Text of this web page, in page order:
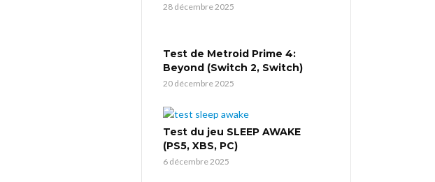
28 décembre 2025
Test de Metroid Prime 4:
Beyond (Switch 2, Switch)
20 décembre 2025
Test du jeu SLEEP AWAKE
(PS5, XBS, PC)
6 décembre 2025